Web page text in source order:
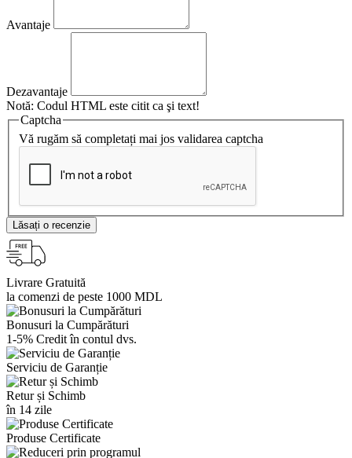
Avantaje
Dezavantaje
Notă: Codul HTML este citit ca şi text!
Captcha
Vă rugăm să completați mai jos validarea captcha
Lăsați o recenzie
Livrare Gratuită
la comenzi de peste 1000 MDL
Bonusuri la Cumpărături
1-5% Credit în contul dvs.
Serviciu de Garanție
Retur și Schimb
în 14 zile
Produse Certificate